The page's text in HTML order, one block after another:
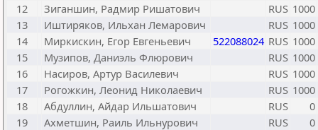
12
Зиганшин, Радмир Ришатович RUS 1000
13
Иштиряков, Ильхан Лемарович RUS 1000
14
Миркискин, Егор Евгеньевич 522088024 RUS 1000
15
Музипов, Даниэль Флюрович RUS 1000
16
Насиров, Артур Василевич RUS 1000
17
Рогожкин, Леонид Николаевич RUS 1000
18
Абдуллин, Айдар Ильшатович RUS
0
19
Ахметшин, Раиль Ильнурович RUS
0